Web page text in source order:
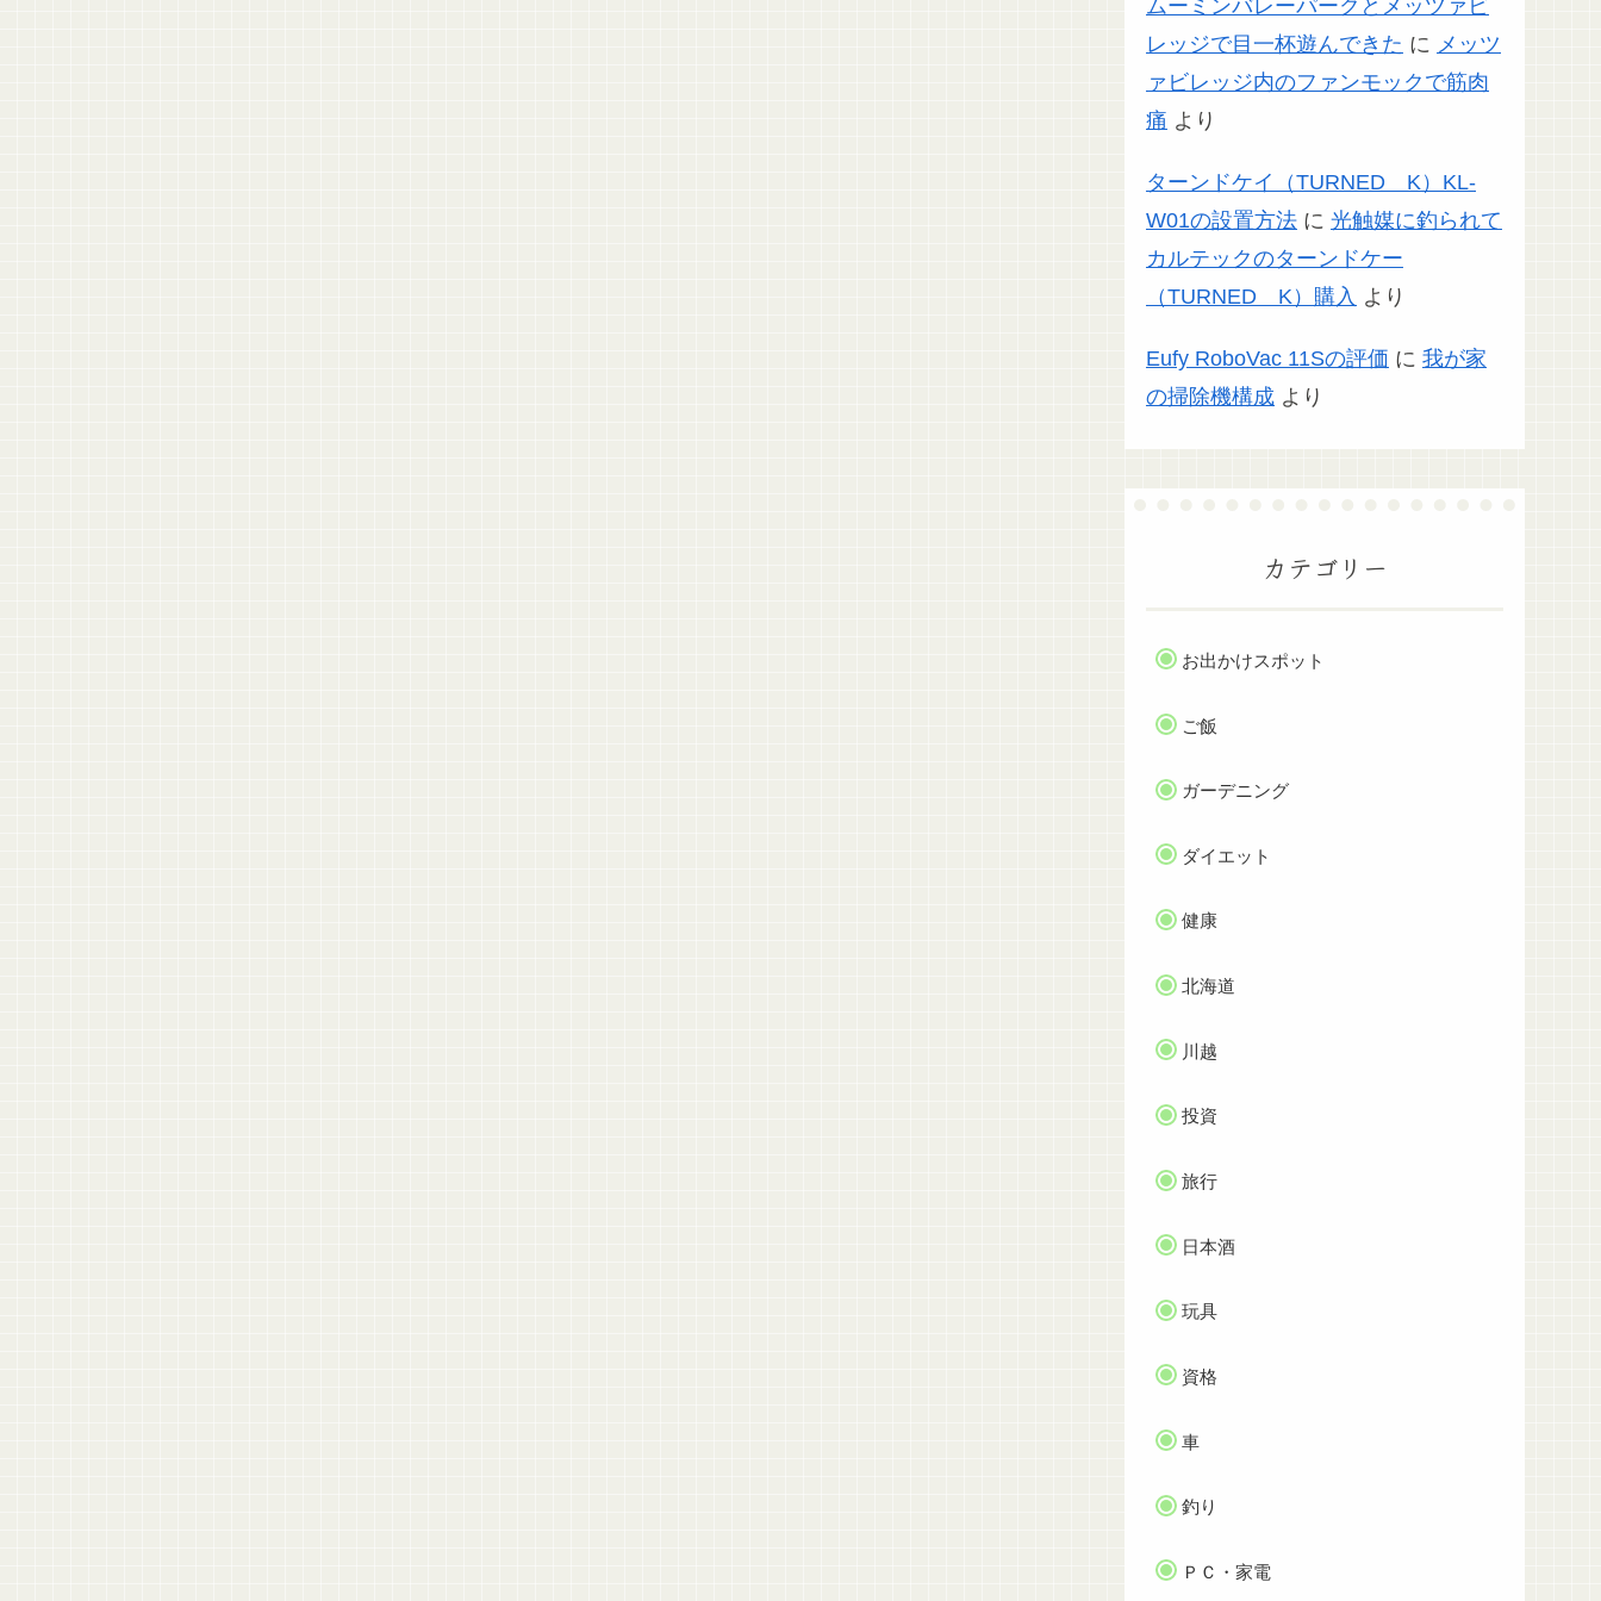
ムーミンバレーパークとメッツァビ
レッジで目一杯遊んできた に メッツ
ァビレッジ内のファンモックで筋肉
痛 より
ターンドケイ（TURNED K）KL-
W01の設置方法 に 光触媒に釣られて
カルテックのターンドケー
（TURNED K）購入 より
Eufy RoboVac 11Sの評価 に 我が家
の掃除機構成 より
カテゴリー
お出かけスポット
ご飯
ガーデニング
ダイエット
健康
北海道
川越
投資
旅行
日本酒
玩具
資格
車
釣り
ＰＣ・家電